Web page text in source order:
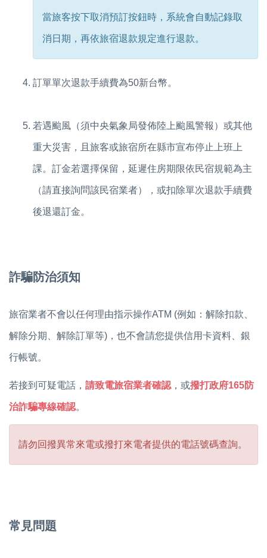
當旅客按下取消預訂按鈕時，系統會自動記錄取
消日期，再依旅宿退款規定進行退款。
訂單單次退款手續費為50新台幣。
若遇颱風（須中央氣象局發佈陸上颱風警報）或其他
重大災害，且旅客或旅宿所在縣市宣布停止上班上
課。訂金若選擇保留，延遲住房期限依民宿規範為主
（請直接詢問該民宿業者），或扣除單次退款手續費
後退還訂金。
詐騙防治須知
旅宿業者不會以任何理由指示操作ATM (例如：解除扣款、
解除分期、解除訂單等)，也不會請您提供信用卡資料、銀
行帳號。
若接到可疑電話， 請致電旅宿業者確認 ，或撥打政府165防
治詐騙專線確認。
請勿回撥異常來電或撥打來電者提供的電話號碼查詢。
常見問題